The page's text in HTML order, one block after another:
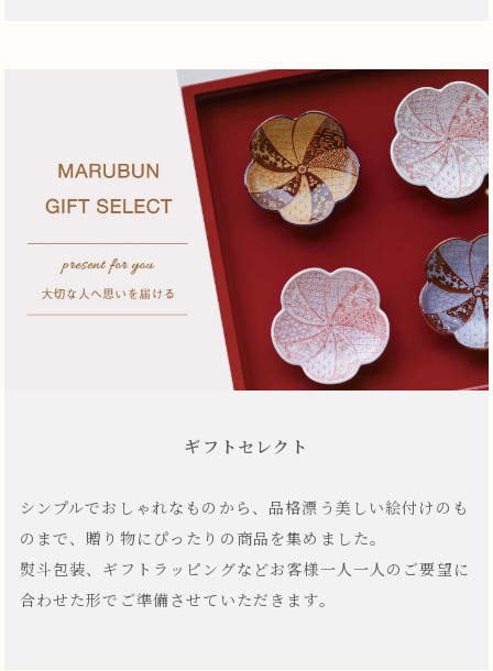
ギフトセレクト
シンプルでおしゃれなものから、品格漂う美しい絵付けのも
のまで、贈り物にぴったりの商品を集めました。
熨斗包装、ギフトラッピングなどお客様一人一人のご要望に
合わせた形でご準備させていただきます。